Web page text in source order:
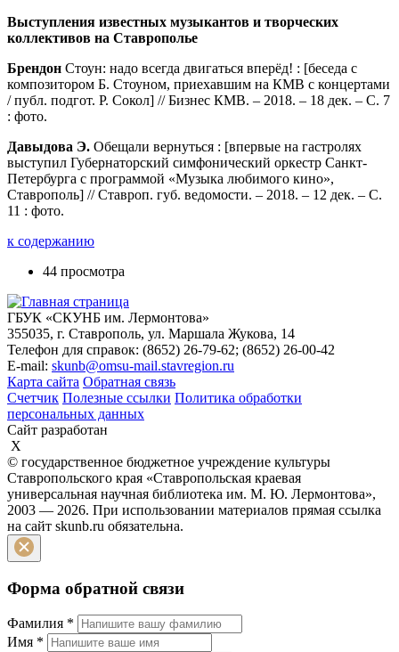
Выступления известных музыкантов и творческих
коллективов на Ставрополье
Брендон Стоун: надо всегда двигаться вперёд! : [беседа с
композитором Б. Стоуном, приехавшим на КМВ с концертами
/ публ. подгот. Р. Сокол] // Бизнес КМВ. – 2018. – 18 дек. – С. 7
: фото.
Давыдова Э. Обещали вернуться : [впервые на гастролях
выступил Губернаторский симфонический оркестр Санкт-
Петербурга с программой «Музыка любимого кино»,
Ставрополь] // Ставроп. губ. ведомости. – 2018. – 12 дек. – С.
11 : фото.
к содержанию
44 просмотра
ГБУК «СКУНБ им. Лермонтова»
355035, г. Ставрополь, ул. Маршала Жукова, 14
Телефон для справок: (8652) 26-79-62; (8652) 26-00-42
E-mail: skunb@omsu-mail.stavregion.ru
Карта сайта Обратная связь
Счетчик Полезные ссылки Политика обработки
персональных данных
Сайт разработан
X
© государственное бюджетное учреждение культуры
Ставропольского края «Ставропольская краевая
универсальная научная библиотека им. М. Ю. Лермонтова»,
2003 — 2026. При использовании материалов прямая ссылка
на сайт skunb.ru обязательна.
Форма обратной связи
Фамилия *
Имя *